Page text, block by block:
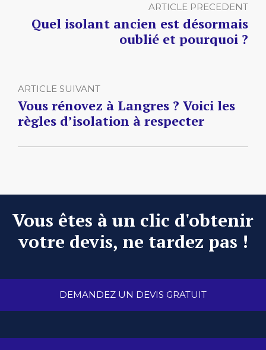
ARTICLE PRECEDENT
Quel isolant ancien est désormais
oublié et pourquoi ?
ARTICLE SUIVANT
Vous rénovez à Langres ? Voici les
règles d’isolation à respecter
Vous êtes à un clic d'obtenir
votre devis, ne tardez pas !
DEMANDEZ UN DEVIS GRATUIT